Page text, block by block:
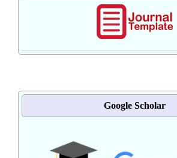
Google Scholar